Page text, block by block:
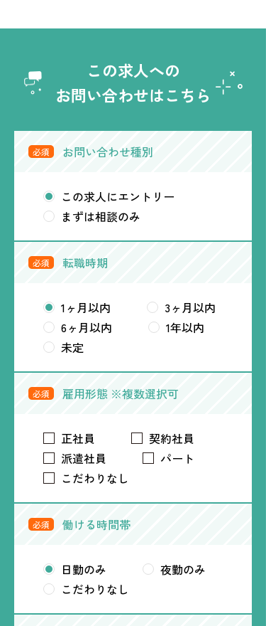
この求人への
お問い合わせはこちら
必須 お問い合わせ種別
この求人にエントリー
まずは相談のみ
必須 転職時期
1ヶ月以内
3ヶ月以内
6ヶ月以内
1年以内
未定
必須 雇用形態 ※複数選択可
正社員
契約社員
派遣社員
パート
こだわりなし
必須 働ける時間帯
日勤のみ
夜勤のみ
こだわりなし